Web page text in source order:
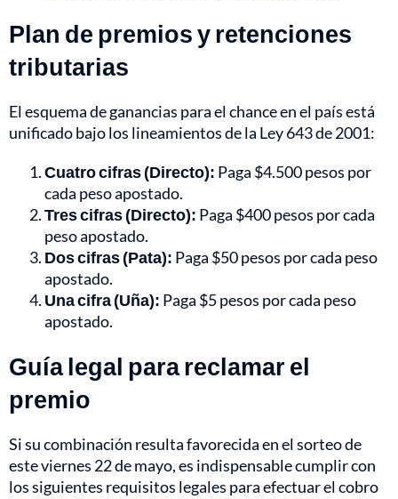
Plan de premios y retenciones
tributarias
El esquema de ganancias para el chance en el país está
unificado bajo los lineamientos de la Ley 643 de 2001:
Cuatro cifras (Directo): Paga $4.500 pesos por
cada peso apostado.
Tres cifras (Directo): Paga $400 pesos por cada
peso apostado.
Dos cifras (Pata): Paga $50 pesos por cada peso
apostado.
Una cifra (Uña): Paga $5 pesos por cada peso
apostado.
Guía legal para reclamar el
premio
Si su combinación resulta favorecida en el sorteo de
este viernes 22 de mayo, es indispensable cumplir con
los siguientes requisitos legales para efectuar el cobro